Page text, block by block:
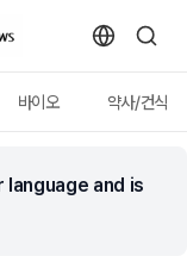
바이오 약사/건식
and is